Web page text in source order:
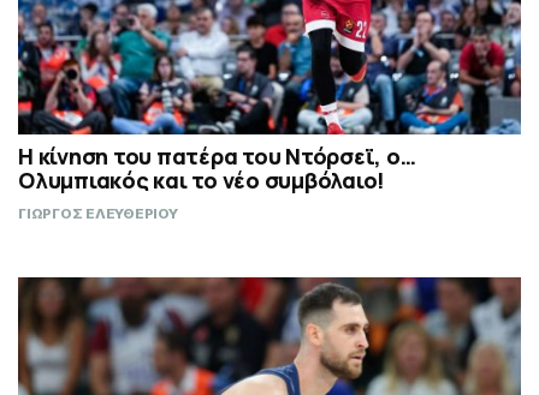
Η κίνηση του πατέρα του Ντόρσεϊ, ο…
Ολυμπιακός και το νέο συμβόλαιο!
ΓΙΩΡΓΟΣ ΕΛΕΥΘΕΡΙΟΥ